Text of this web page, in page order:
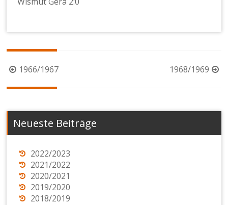
Beitragsnavigation
1966/1967 1968/1969
Neueste Beiträge
2022/2023
2021/2022
2020/2021
2019/2020
2018/2019